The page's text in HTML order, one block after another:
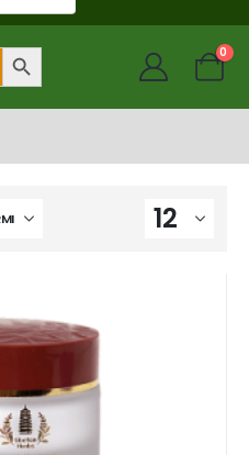
Botón de búsqueda 0